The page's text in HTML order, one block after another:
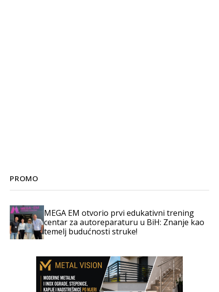
PROMO
MEGA EM otvorio prvi edukativni trening
centar za autoreparaturu u BiH: Znanje kao
temelj budućnosti struke!